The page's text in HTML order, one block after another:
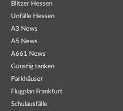
Blitzer Hessen
Unfälle Hessen
A3 News
A5 News
A661 News
Günstig tanken
Parkhäuser
Flugplan Frankfurt
Schulausfälle